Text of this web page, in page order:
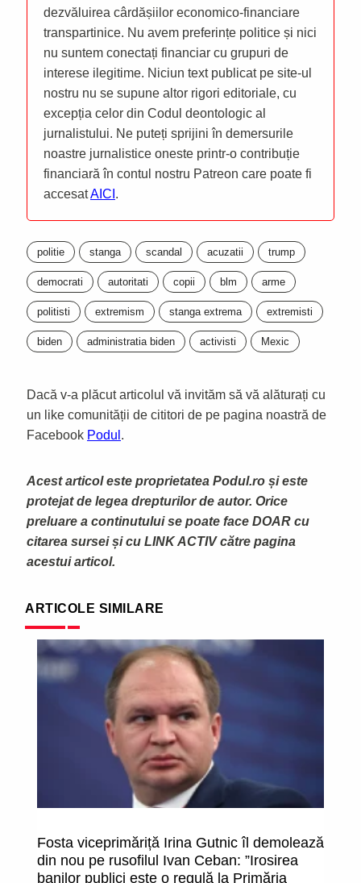
dezvăluirea cârdășiilor economico-financiare
transpartinice. Nu avem preferințe politice și nici
nu suntem conectați financiar cu grupuri de
interese ilegitime. Niciun text publicat pe site-ul
nostru nu se supune altor rigori editoriale, cu
excepția celor din Codul deontologic al
jurnalistului. Ne puteți sprijini în demersurile
noastre jurnalistice oneste printr-o contribuție
financiară în contul nostru Patreon care poate fi
accesatAICI .
politie stanga scandal acuzatii trump
democrati autoritati copii blm arme
politisti extremism stanga extrema extremisti
biden administratia biden activisti Mexic
Dacă v-a plăcut articolul vă invităm să vă alăturați cu
un like comunității de cititori de pe pagina noastră de
Facebook Podul .
Acest articol este proprietatea Podul.ro și este
protejat de legea drepturilor de autor. Orice
preluare a continutului se poate face DOAR cu
citarea sursei și cu LINK ACTIV către pagina
acestui articol.
ARTICOLE SIMILARE
Fosta viceprimăriță Irina Gutnic îl demolează
din nou pe rusofilul Ivan Ceban: ”Irosirea
banilor publici este o regulă la Primăria